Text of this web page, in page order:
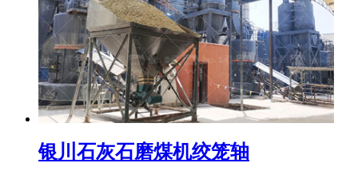
银川石灰石磨煤机绞笼轴